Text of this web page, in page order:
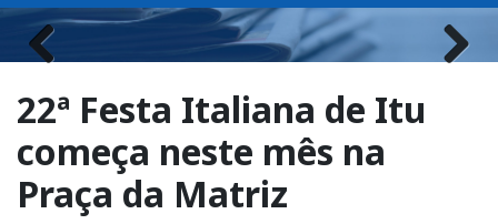
Previous
22ª Festa Italiana de Itu
começa neste mês na
Praça da Matriz